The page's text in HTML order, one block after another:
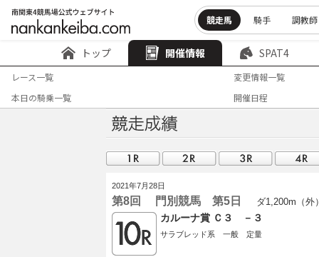
競走馬 騎手 調教師
トップ 開催情報 SPAT4
レース一覧
変更情報一覧
本日の騎乗一覧
開催日程
2021年7月28日
第8回 門別競馬 第5日 ダ1,200m（外
カルーナ賞 Ｃ３ －３
サラブレッド系 一般 定量